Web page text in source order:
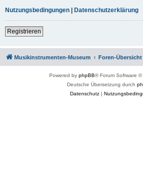
Nutzungsbedingungen | Datenschutzerklärung
Registrieren
Musikinstrumenten-Museum Foren-Übersicht
Powered by phpBB® Forum Software ©
Deutsche Übersetzung durch
Datenschutz|